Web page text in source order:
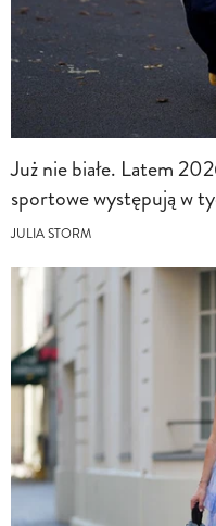
Już nie białe. Latem
sportowe występują w
JULIA STORM